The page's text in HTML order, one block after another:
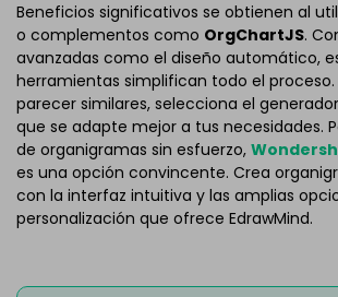
Beneficios significativos se obtienen al
o complementos como OrgChartJS.
avanzadas como el diseño automático,
herramientas simplifican todo el
parecer similares, selecciona el
que se adapte mejor a tus necesidades.
de organigramas sin esfuerzo,
es una opción convincente. Crea
con la interfaz intuitiva y las amplias
personalización que ofrece EdrawMind.